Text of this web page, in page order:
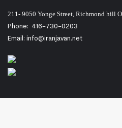
211- 9050 Yonge Street, Richmond hill
Phone: 416-730-0203
Email: info@iranjavan.net